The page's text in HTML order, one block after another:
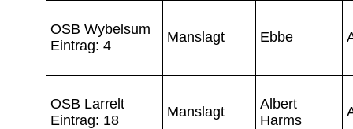
OSB Wybelsum
Eintrag: 4
Manslagt Ebbe
OSB Larrelt
Eintrag: 18
Manslagt
Albert
Harms